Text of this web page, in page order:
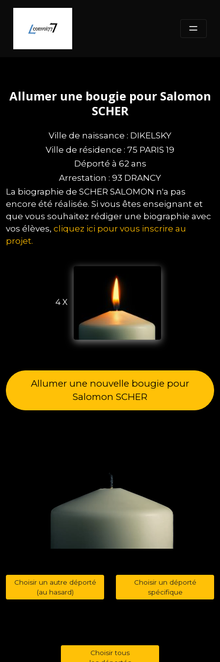
content
Allumer une bougie pour Salomon
SCHER
Ville de naissance : DIKELSKY
Ville de résidence : 75 PARIS 19
Déporté à 62 ans
Arrestation : 93 DRANCY
La biographie de SCHER SALOMON n'a pas
encore été réalisée. Si vous êtes enseignant et
que vous souhaitez rédiger une biographie avec
vos élèves, cliquez ici pour vous inscrire au
projet.
4 X
Allumer une nouvelle bougie pour
Salomon SCHER
Choisir un autre déporté
(au hasard)
Choisir un déporté
spécifique
Choisir tous